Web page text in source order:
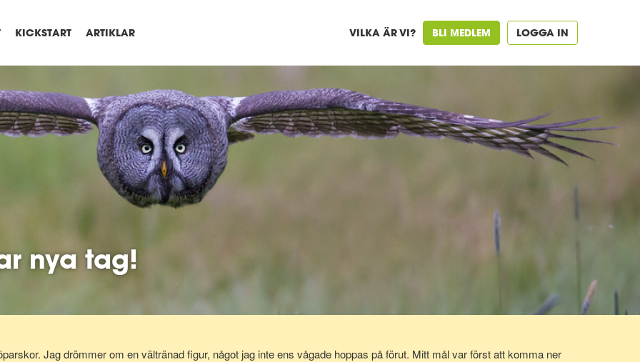
KICKSTART ARTIKLAR VILKA ÄR VI? BLI MEDLEM LOGGA IN
nya tag!
Jag drömmer om en vältränad figur, något jag inte ens vågade hoppas på förut. Mitt mål var först att komma ner